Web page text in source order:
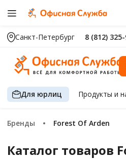
Санкт-Петербург 8 (812)
Для юрлиц Продуктыи
Бренды Forest Of Arden
Каталог товаров